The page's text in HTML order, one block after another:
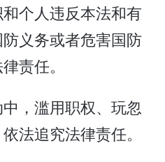
个人违反本法和有
义务或者危害国防
责任。
，滥用职权、玩忽
法追究法律责任。